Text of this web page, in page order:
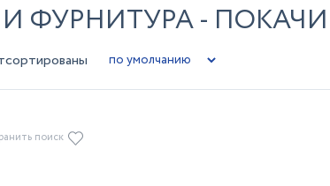
ФУРНИТУРА - ПОКАЧИ
поиск